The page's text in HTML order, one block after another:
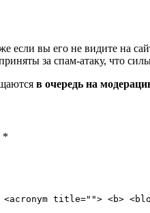
если вы его не видите на
за спам-атаку, что
в очередь на
*
title=""> <b>